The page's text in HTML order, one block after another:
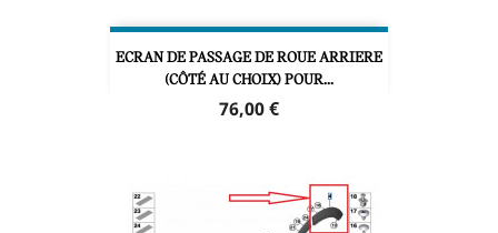
ECRAN DE PASSAGE DE ROUE ARRIERE
(CÔTÉ AU CHOIX) POUR...
Prix
76,00 €